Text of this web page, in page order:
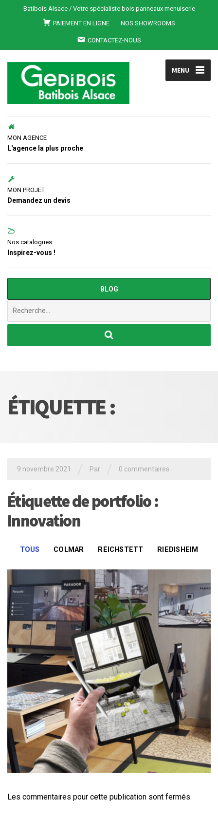
Batibois Alsace / Votre spécialiste bois panneaux menuiserie
PAIEMENT EN LIGNE
NOS SHOWROOMS
CONTACTEZ-NOUS
MENU
MON AGENCE
L'agence la plus proche
MON PROJET
Demandez un devis
Nos catalogues
Inspirez-vous !
BLOG
ÉTIQUETTE :
9 novembre 2021 Par 0 commentaires
Étiquette de portfolio :
Innovation
TOUS COLMAR REICHSTETT RIEDISHEIM
Les commentaires pour cette publication sont fermés.